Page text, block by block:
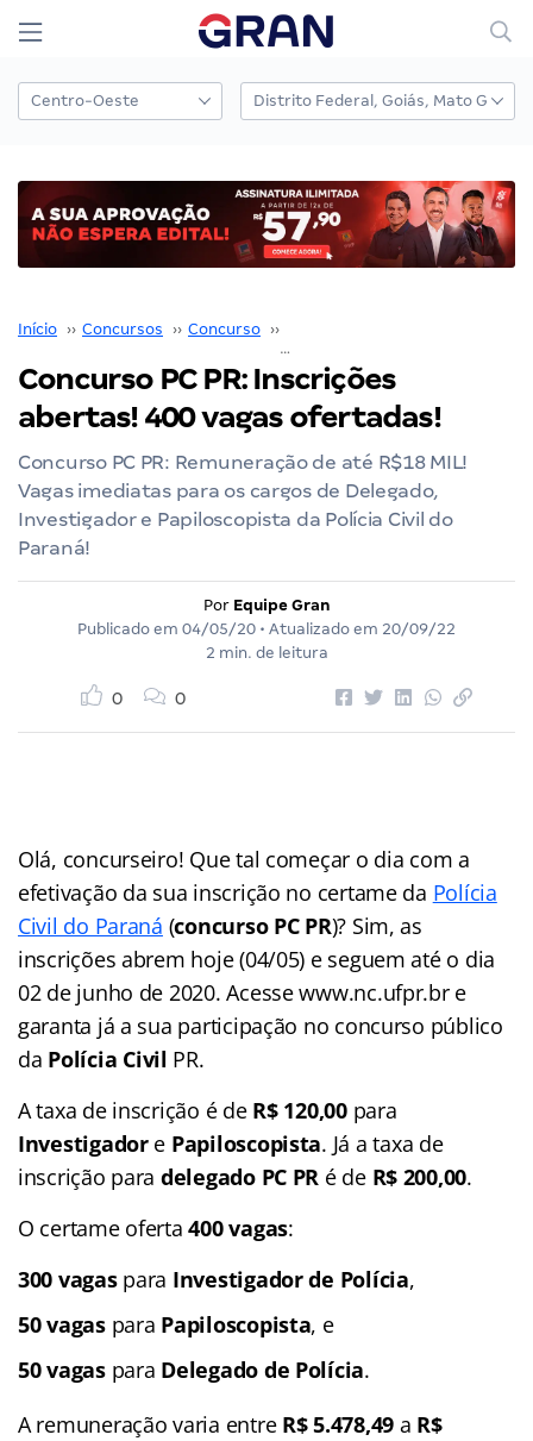
Início ›› Concursos ›› Concurso ››
Concurso PC PR: Inscrições
abertas! 400 vagas ofertadas!
Concurso PC PR: Remuneração de até R$18 MIL!
Vagas imediatas para os cargos de Delegado,
Investigador e Papiloscopista da Polícia Civil do
Paraná!
Por Equipe Gran
Publicado em 04/05/20 • Atualizado em 20/09/22
2 min. de leitura
0 0
Olá, concurseiro! Que tal começar o dia com a
efetivação da sua inscrição no certame da Polícia
Civil do Paraná (concurso PC PR)? Sim, as
inscrições abrem hoje (04/05) e seguem até o dia
02 de junho de 2020. Acesse www.nc.ufpr.br e
garanta já a sua participação no concurso público
da Polícia Civil PR.
A taxa de inscrição é de R$ 120,00para
Investigadore Papiloscopista. Já a taxa de
inscrição para delegado PC PR é de R$ 200,00.
O certame oferta400 vagas:
300 vagaspara Investigador de Polícia,
50 vagaspara Papiloscopista, e
50 vagaspara Delegado de Polícia.
A remuneração varia entre R$ 5.478,49 a R$